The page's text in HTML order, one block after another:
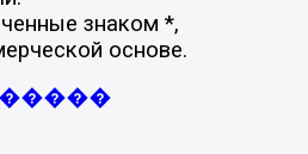
знаком *,
основе.